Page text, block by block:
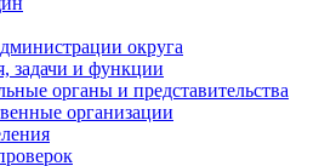
округа
задачи и функции
органы и представительства
организации